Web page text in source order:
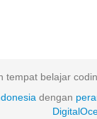
tempat belajar
dengan